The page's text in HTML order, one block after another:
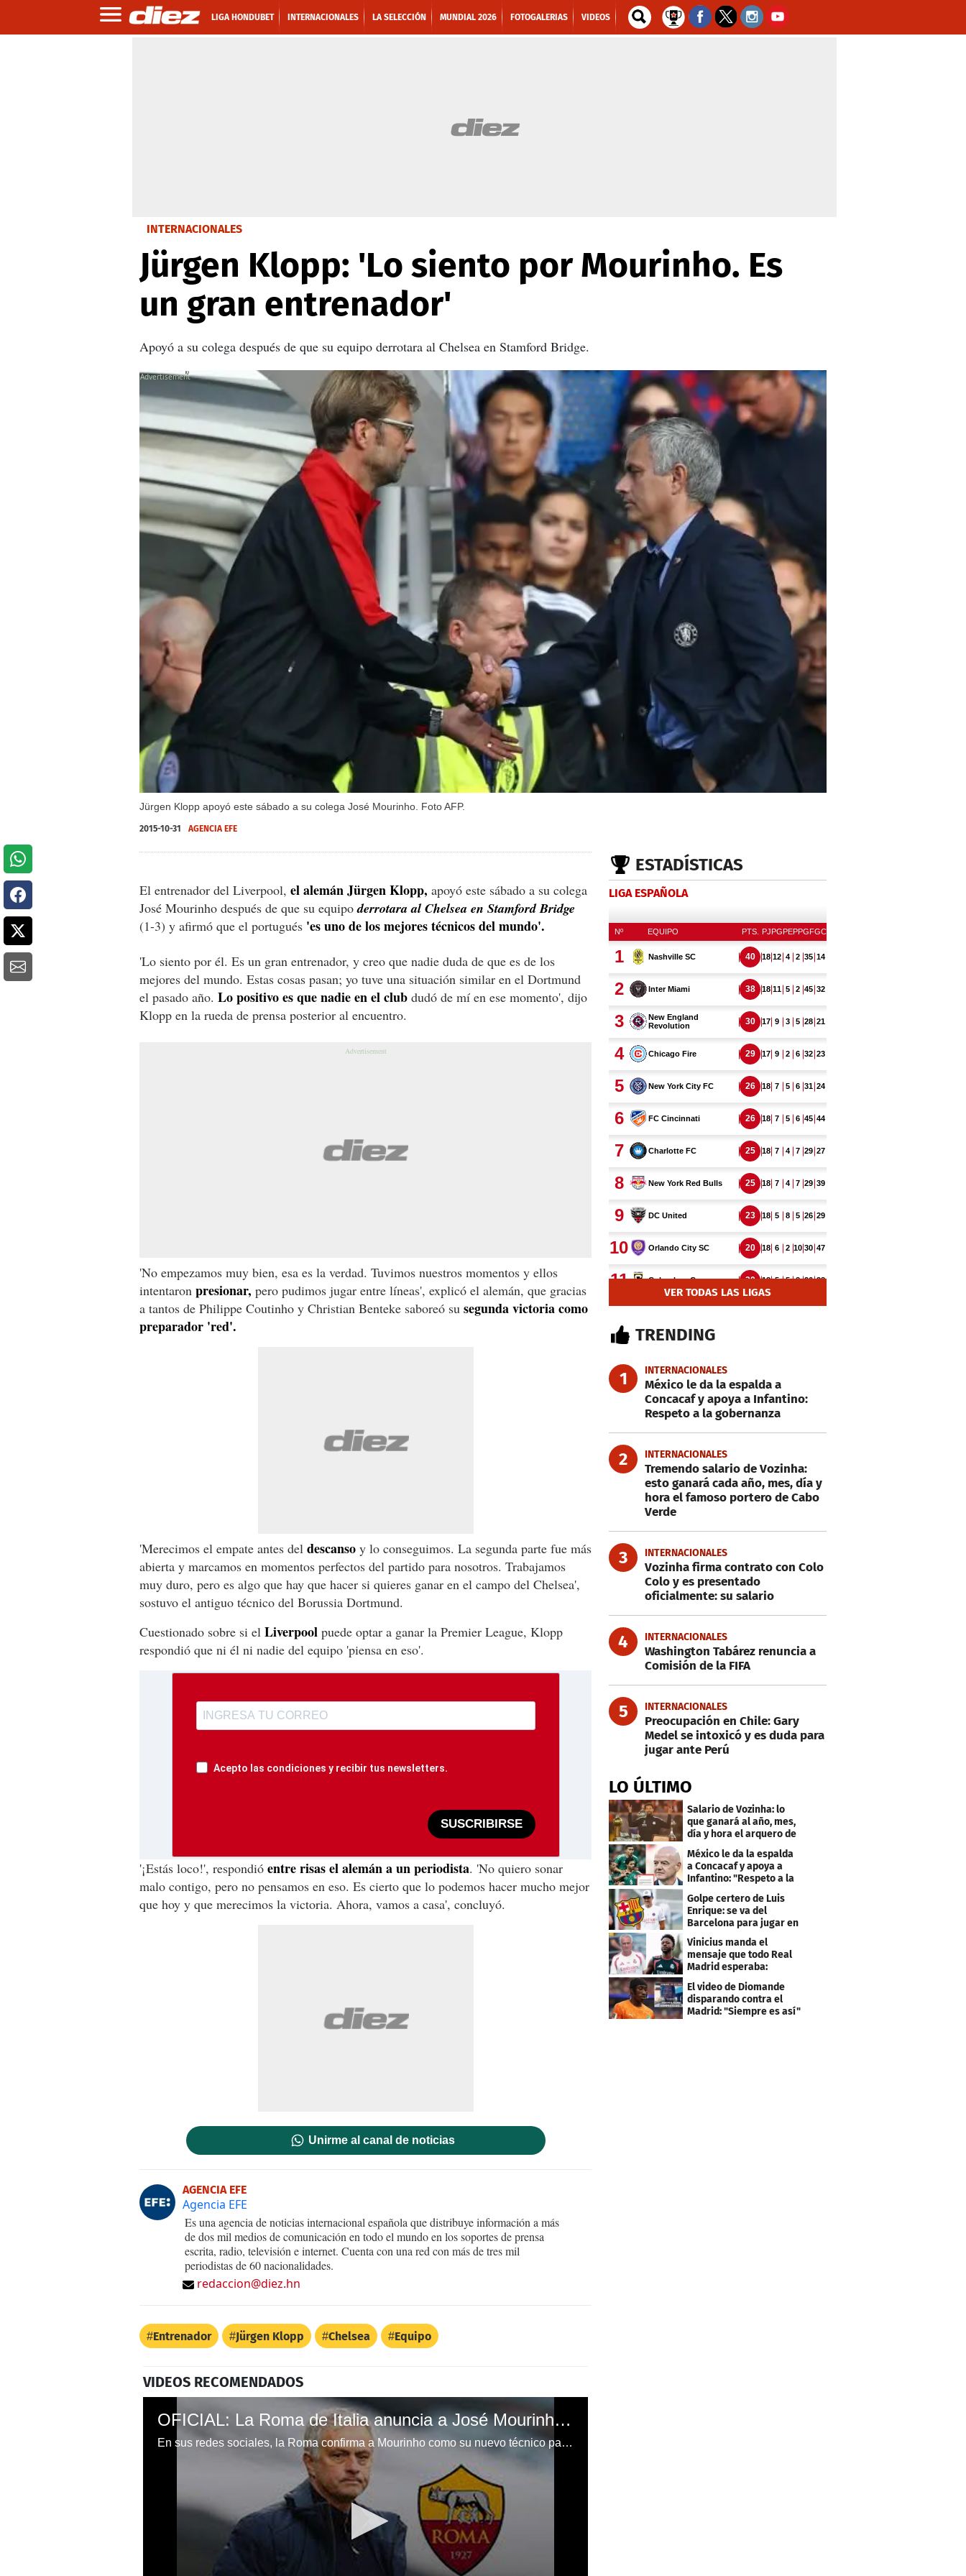
LIGA HONDUBET INTERNACIONALES LA SELECCIÓN MUNDIAL 2026 FOTOGALERIAS VIDEOS
INTERNACIONALES
Jürgen Klopp: 'Lo siento por Mourinho. Es
un gran entrenador'
Apoyó a su colega después de que su equipo derrotara al Chelsea en Stamford Bridge.
Jürgen Klopp apoyó este sábado a su colega José Mourinho. Foto AFP.
X
2015-10-31 AGENCIA EFE
El entrenador del Liverpool, el alemán Jürgen Klopp, apoyó este sábado a su colega
José Mourinho después de que su equipoderrotara al Chelsea en Stamford Bridge
(1-3) y afirmó que el portugués 'es uno de los mejores técnicos del mundo'.
'Lo siento por él. Es un gran entrenador, y creo que nadie duda de que es de los
mejores del mundo. Estas cosas pasan; yo tuve una situación similar en el Dortmund
el pasado año. Lo positivo es que nadie en el club dudó de mí en ese momento', dijo
Klopp en la rueda de prensa posterior al encuentro.
'No empezamos muy bien, esa es la verdad. Tuvimos nuestros momentos y ellos
intentaron presionar, pero pudimos jugar entre líneas', explicó el alemán, que gracias
a tantos de Philippe Coutinho y Christian Benteke saboreó su segunda victoria como
preparador 'red'.
'Merecimos el empate antes del descanso y lo conseguimos. La segunda parte fue más
abierta y marcamos en momentos perfectos del partido para nosotros. Trabajamos
muy duro, pero es algo que hay que hacer si quieres ganar en el campo del Chelsea',
sostuvo el antiguo técnico del Borussia Dortmund.
Cuestionado sobre si el Liverpool puede optar a ganar la Premier League, Klopp
respondió que ni él ni nadie del equipo 'piensa en eso'.
Acepto las condiciones y recibir tus newsletters.
SUSCRIBIRSE
'¡Estás loco!', respondió entre risas el alemán a un periodista. 'No quiero sonar
malo contigo, pero no pensamos en eso. Es cierto que lo podemos hacer mucho mejor
que hoy y que merecimos la victoria. Ahora, vamos a casa', concluyó.
Unirme al canal de noticias
AGENCIA EFE
Agencia EFE
Es una agencia de noticias internacional española que distribuye información a más
de dos mil medios de comunicación en todo el mundo en los soportes de prensa
escrita, radio, televisión e internet. Cuenta con una red con más de tres mil
periodistas de 60 nacionalidades.
redaccion@diez.hn
Entrenador Jürgen Klopp Chelsea Equipo
VIDEOS RECOMENDADOS
OFICIAL: La Roma de Italia anuncia a José Mourinho como su nuevo entrenador
En sus redes sociales, la Roma confirma a Mourinho como su nuevo técnico para la temporada 2021-22. Llega para ocupar el cargo de Paulo Fonseca.
ESTADÍSTICAS
LIGA ESPAÑOLA
VER TODAS LAS LIGAS
TRENDING
1 INTERNACIONALES
México le da la espalda a
Concacaf y apoya a Infantino:
Respeto a la gobernanza
2 INTERNACIONALES
Tremendo salario de Vozinha:
esto ganará cada año, mes, día y
hora el famoso portero de Cabo
Verde
3 INTERNACIONALES
Vozinha firma contrato con Colo
Colo y es presentado
oficialmente: su salario
4 INTERNACIONALES
Washington Tabárez renuncia a
Comisión de la FIFA
5 INTERNACIONALES
Preocupación en Chile: Gary
Medel se intoxicó y es duda para
jugar ante Perú
LO ÚLTIMO
Salario de Vozinha: lo
que ganará al año, mes,
día y hora el arquero de
Cabo Verde
México le da la espalda
a Concacaf y apoya a
Infantino: "Respeto a la
gobernanza"
Golpe certero de Luis
Enrique: se va del
Barcelona para jugar en
el PSG
Vinicius manda el
mensaje que todo Real
Madrid esperaba:
"Mourinho..."
El video de Diomande
disparando contra el
Madrid: "Siempre es así"